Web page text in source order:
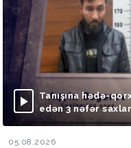
Tanışına hədə-
edən 3 nəfər
05.08.2026